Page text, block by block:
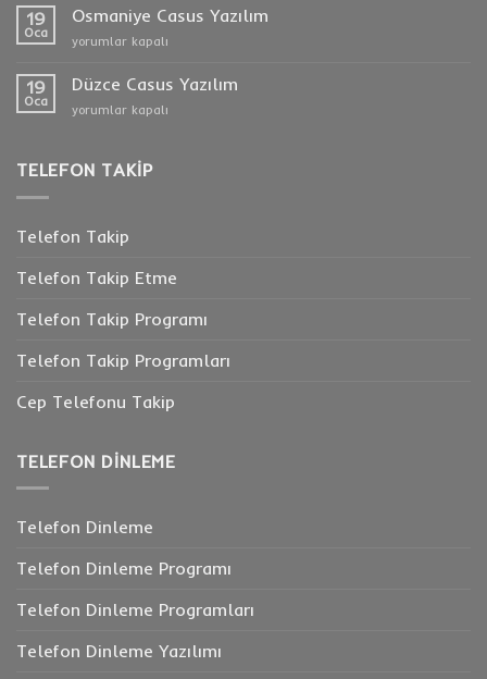
Konuşma
için
19
Oca
Osmaniye Casus Yazılım
Osmaniye
Yazılım
yorumlar kapalı
19
Oca
Düzce Casus Yazılım
Düzce
için
yorumlar kapalı
TELEFON TAKIP
Telefon Takip
Telefon Takip Etme
Telefon Takip Programı
Telefon Takip Programları
Cep Telefonu Takip
TELEFON DINLEME
Telefon Dinleme
Telefon Dinleme Programı
Telefon Dinleme Programları
Telefon Dinleme Yazılımı